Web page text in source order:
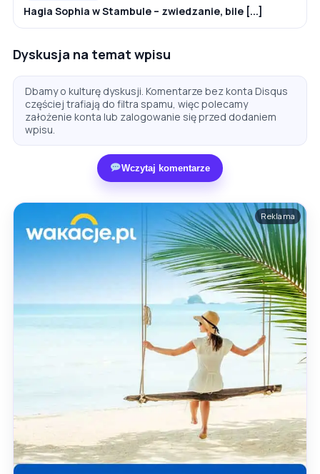
Hagia Sophia w Stambule – zwiedzanie, bile [...]
Dyskusja na temat wpisu
Dbamy o kulturę dyskusji. Komentarze bez konta Disqus
częściej trafiają do filtra spamu, więc polecamy
założenie konta lub zalogowanie się przed dodaniem
wpisu.
Wczytaj komentarze
Reklama